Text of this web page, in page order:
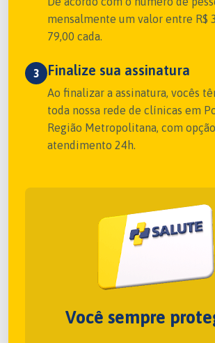
mensalmente um valor entre R$
79,00 cada.
3 Finalize sua assinatura
Ao finalizar a assinatura, vocês
toda nossa rede de clínicas em
Região Metropolitana, com
atendimento 24h.
Você sempre